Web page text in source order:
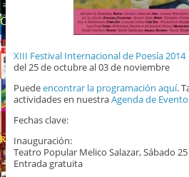
XIII Festival Internacional de Poesía 2014
del 25 de octubre al 03 de noviembre
Puedeencontrar la programación aquí.
actividades en nuestraAgenda de
Fechas clave:
Inauguración:
Teatro Popular Melico Salazar, Sábado
Entrada gratuita